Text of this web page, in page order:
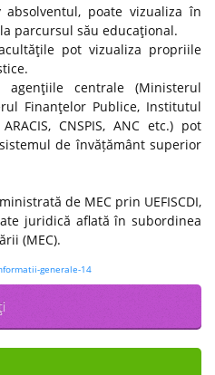
poate vizualiza în
parcursul său educaţional.
pot vizualiza propriile
centrale (Ministerul
Finanţelor Publice, Institutul
CNSPIS, ANC etc.) pot
de învățământ superior
de MEC prin UEFISCDI,
juridică aflată în subordinea
(MEC).
generale-14